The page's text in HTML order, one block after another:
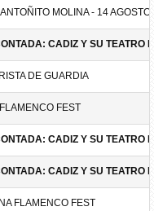
ANTOÑITO MOLINA - 14 AGOSTO
CADIZ Y SU TEATRO
DE GUARDIA
FEST
CADIZ Y SU TEATRO
CADIZ Y SU TEATRO
FLAMENCO FEST